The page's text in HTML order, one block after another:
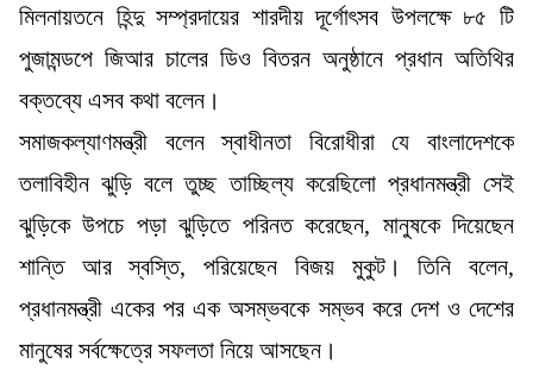
মিলনায়তনে হিন্দু সম্প্রদায়ের শারদীয় দূর্গোৎসব উপলক্ষে ৮৫ টি
পুজামন্ডপে জিআর চালের ডিও বিতরন অনুষ্ঠানে প্রধান অতিথির
বক্তব্যে এসব কথা বলেন।
সমাজকল্যাণমন্ত্রী বলেন স্বাধীনতা বিরোধীরা যে বাংলাদেশকে
তলাবিহীন ঝুড়ি বলে তুচ্ছ তাচ্ছিল্য করেছিলো প্রধানমন্ত্রী সেই
ঝুড়িকে উপচে পড়া ঝুড়িতে পরিনত করেছেন, মানুষকে দিয়েছেন
শান্তি আর স্বস্তি, পরিয়েছেন বিজয় মুকুট। তিনি বলেন,
প্রধানমন্ত্রী একের পর এক অসম্ভবকে সম্ভব করে দেশ ও দেশের
মানুষের সর্বক্ষেত্রে সফলতা নিয়ে আসছেন।